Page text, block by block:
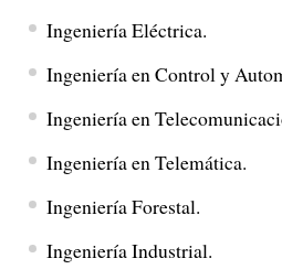
Ingeniería Eléctrica.
Ingeniería en Control y
Ingeniería en
Ingeniería en Telemática.
Ingeniería Forestal.
Ingeniería Industrial.